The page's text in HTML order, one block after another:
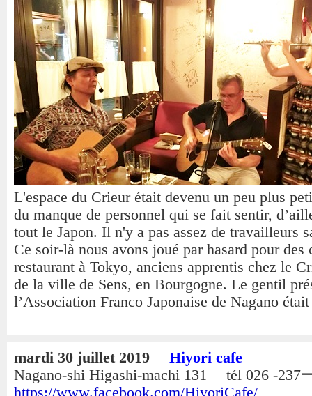
L'espace du Crieur était devenu un peu plus
du manque de personnel qui se fait sentir,
tout le Japon. Il n'y a pas assez de travailleurs
Ce soir-là nous avons joué par hasard pour des
restaurant à Tokyo, anciens apprentis chez le
de la ville de Sens, en Bourgogne. Le gentil
l’Association Franco Japonaise de Nagano
mardi 30 juillet 2019
Hiyori cafe
Nagano-shi Higashi-machi 131 tél 026 -237
https://www.facebook.com/HiyoriCafe/